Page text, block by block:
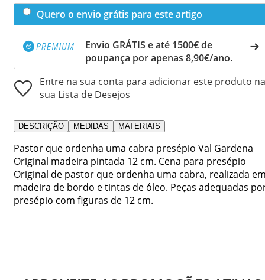
Quero o envio grátis para este artigo
Envio GRÁTIS e até 1500€ de
poupança por apenas 8,90€/ano.
Entre na sua conta para adicionar este produto na
sua Lista de Desejos
DESCRIÇÃO MEDIDAS MATERIAIS
Pastor que ordenha uma cabra presépio Val Gardena
Original madeira pintada 12 cm. Cena para presépio
Original de pastor que ordenha uma cabra, realizada
madeira de bordo e tintas de óleo. Peças adequadas
presépio com figuras de 12 cm.